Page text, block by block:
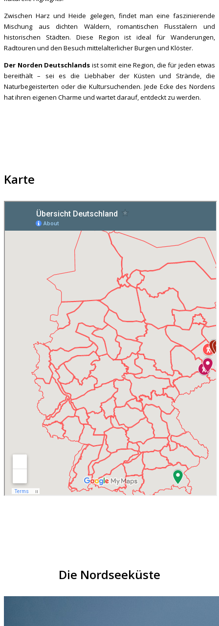
Zwischen Harz und Heide gelegen, findet man eine faszinierende
Mischung aus dichten Wäldern, romantischen Flusstälern und
historischen Städten. Diese Region ist ideal für Wanderungen,
Radtouren und den Besuch mittelalterlicher Burgen und Klöster.
Der Norden Deutschlands ist somit eine Region, die für jeden etwas
bereithält – sei es die Liebhaber der Küsten und Strände, die
Naturbegeisterten oder die Kultursuchenden. Jede Ecke des Nordens
hat ihren eigenen Charme und wartet darauf, entdeckt zu werden.
Karte
Die Nordseeküste